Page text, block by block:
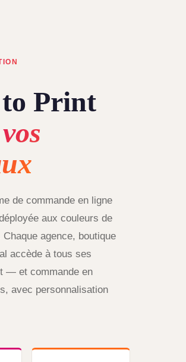
Print
de commande en ligne
aux couleurs de
agence, boutique
accède à tous ses
— et commande en
avec personnalisation